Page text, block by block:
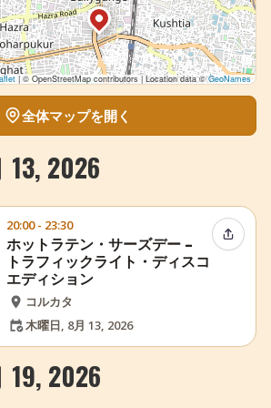
|© OpenStreetMap contributors | Location data ©GeoNames
全体マップを開く
2026
20:00 - 23:30
ホットラテン・サーズデー –
トラフィックライト・ディスコ
エディション
コルカタ
木曜日, 8月 13, 2026
イベン
2026